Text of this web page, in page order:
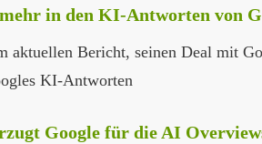
in den KI-Antworten von
aktuellen Bericht, seinen Deal mit
KI-Antworten
Google für die AI